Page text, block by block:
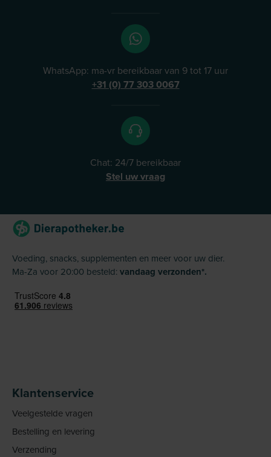
WhatsApp: ma-vr bereikbaar van 9 tot 17 uur
+31 (0) 77 303 0067
Chat: 24/7 bereikbaar
Stel uw vraag
Voeding, snacks, supplementen en meer voor uw dier.
Ma-Za voor 20:00 besteld: vandaag verzonden*.
Klantenservice
Veelgestelde vragen
Bestelling en levering
Verzending